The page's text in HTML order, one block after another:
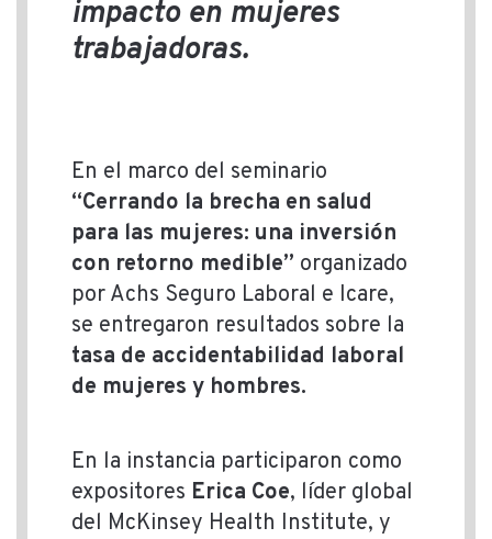
impacto en mujeres
trabajadoras.
En el marco del seminario
“Cerrando la brecha en salud
para las mujeres: una inversión
con retorno medible” organizado
por Achs Seguro Laboral e Icare,
se entregaron resultados sobre la
tasa de accidentabilidad laboral
de mujeres y hombres.
En la instancia participaron como
expositores Erica Coe, líder global
del McKinsey Health Institute, y